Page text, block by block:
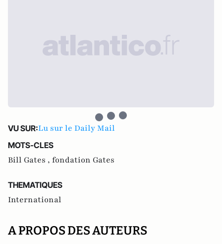
VU SUR:Lu sur le Daily Mail
MOTS-CLES
Bill Gates , fondation Gates
THEMATIQUES
International
A PROPOS DES AUTEURS